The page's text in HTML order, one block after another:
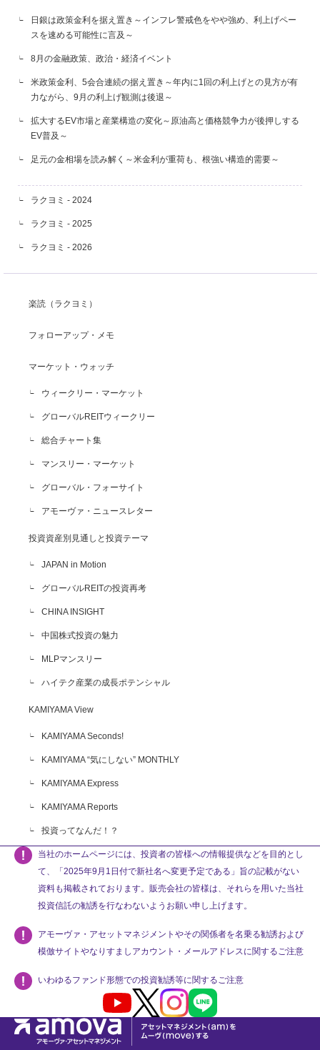
日銀は政策金利を据え置き～インフレ警戒色をやや強め、利上げペー
スを速める可能性に言及～
8月の金融政策、政治・経済イベント
米政策金利、5会合連続の据え置き～年内に1回の利上げとの見方が有
力ながら、9月の利上げ観測は後退～
拡大するEV市場と産業構造の変化～原油高と価格競争力が後押しする
EV普及～
足元の金相場を読み解く～米金利が重荷も、根強い構造的需要～
ラクヨミ - 2024
ラクヨミ - 2025
ラクヨミ - 2026
楽読（ラクヨミ）
フォローアップ・メモ
マーケット・ウォッチ
ウィークリー・マーケット
グローバルREITウィークリー
総合チャート集
マンスリー・マーケット
グローバル・フォーサイト
アモーヴァ・ニュースレター
投資資産別見通しと投資テーマ
JAPAN in Motion
グローバルREITの投資再考
CHINA INSIGHT
中国株式投資の魅力
MLPマンスリー
ハイテク産業の成長ポテンシャル
KAMIYAMA View
KAMIYAMA Seconds!
KAMIYAMA “気にしない” MONTHLY
KAMIYAMA Express
KAMIYAMA Reports
投資ってなんだ！？
当社のホームページには、投資者の皆様への情報提供などを目的とし
て、「2025年9月1日付で新社名へ変更予定である」旨の記載がない
資料も掲載されております。販売会社の皆様は、それらを用いた当社
投資信託の勧誘を行なわないようお願い申し上げます。
アモーヴァ・アセットマネジメントやその関係者を名乗る勧誘および
模倣サイトやなりすましアカウント・メールアドレスに関するご注意
いわゆるファンド形態での投資勧誘等に関するご注意
Youtube X InstagramLINE